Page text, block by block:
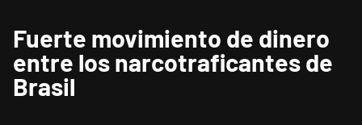
Fuerte movimiento de dinero
entre los narcotraficantes de
Brasil